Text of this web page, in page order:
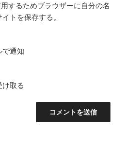
するためブラウザーに自分の名
トを保存する。
で通知
け取る